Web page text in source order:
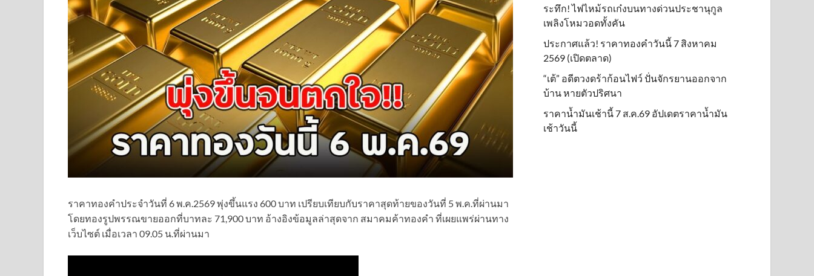
ราคาทองคำประจำวันที่ 6 พ.ค.2569 พุ่งขึ้นแรง 600 บาท เปรียบเทียบกับราคาสุดท้ายของวันที่ 5 พ.ค.ที่ผ่านมา
โดยทองรูปพรรณขายออกที่บาทละ 71,900 บาท อ้างอิงข้อมูลล่าสุดจาก สมาคมค้าทองคำ ที่เผยแพร่ผ่านทาง
เว็บไซต์ เมื่อเวลา 09.05 น.ที่ผ่านมา
ระทึก! ไฟไหม้รถเก๋งบนทางด่วนประชานุกูล
เพลิงโหมวอดทั้งคัน
ประกาศแล้ว! ราคาทองคำวันนี้ 7 สิงหาคม
2569 (เปิดตลาด)
“เต้” อดีตวงดร้าก้อนไฟว์ ปั่นจักรยานออกจาก
บ้าน หายตัวปริศนา
ราคาน้ำมันเช้านี้ 7 ส.ค.69 อัปเดตราคาน้ำมัน
เช้าวันนี้